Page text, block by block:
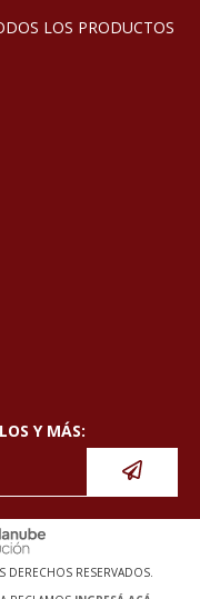
LOS PRODUCTOS
Y MÁS:
DERECHOS RESERVADOS.